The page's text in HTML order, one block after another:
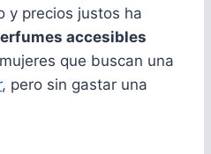
y precios justos ha
accesibles
que buscan una
, pero sin gastar una